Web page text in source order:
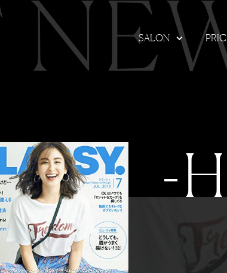
SALON
-